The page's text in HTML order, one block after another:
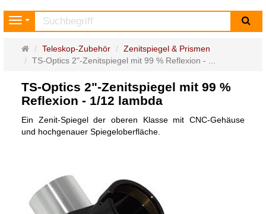
Navigation
Startseite
Teleskop-Zubehör
Zenitspiegel & Prismen
TS-Optics 2"-Zenitspiegel mit 99 % Reflexion - ...
TS-Optics 2"-Zenitspiegel mit 99 %
Reflexion - 1/12 lambda
Ein Zenit-Spiegel der oberen Klasse mit CNC-Gehäuse
und hochgenauer Spiegeloberfläche.